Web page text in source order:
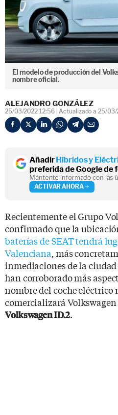
El modelo de producción del
nombre oficial.
ALEJANDRO GONZÁLEZ
25/03/2022 12:56 Actualizado a 25/
AñadirHíbridos y
preferida de Google de
Mantente informado con las
ACTIVAR AHORA
Recientemente el Grupo
confirmado que la
baterías de SEAT tendrá
Valenciana, más
inmediaciones de la ciudad
han corroborado más
nombre del coche eléctrico
comercializará
Volkswagen ID.2.